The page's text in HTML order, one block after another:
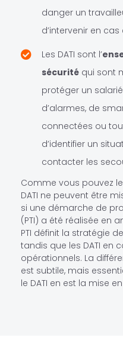
danger un
d’intervenir en
Les DATI sont l’
sécurité qui sont
protéger un
d’alarmes, de
connectées ou
d’identifier un
contacter les
Comme vous pouvez
DATI ne peuvent être
si une démarche de
(PTI) a été réalisée en
PTI définit la stratégie
tandis que les DATI en
opérationnels. La
est subtile, mais
le DATI en est la mise